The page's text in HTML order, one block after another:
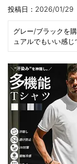
投稿日 2026/01/29
グレー/ブラックを
ュアルでもいい感じ